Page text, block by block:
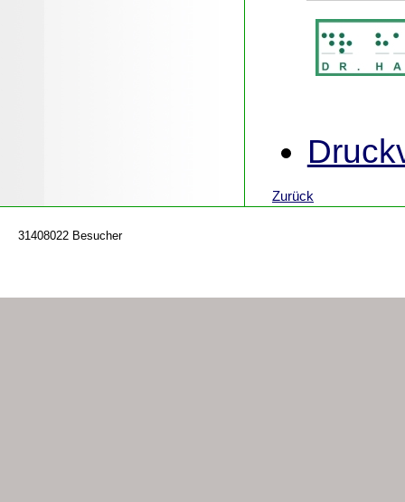
Zurück
31408022 Besucher